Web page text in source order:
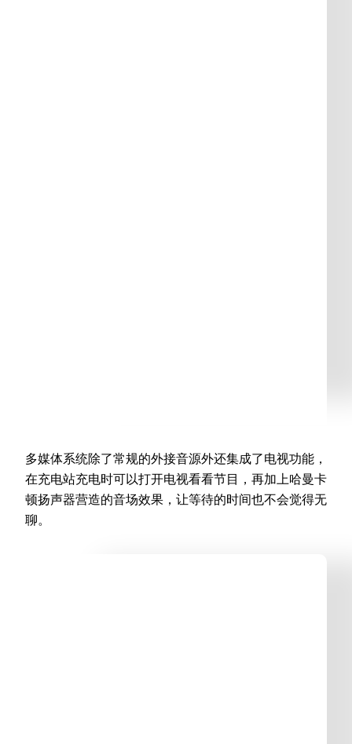
多媒体系统除了常规的外接音源外还集成了电视功能，
在充电站充电时可以打开电视看看节目，再加上哈曼卡
顿扬声器营造的音场效果，让等待的时间也不会觉得无
聊。